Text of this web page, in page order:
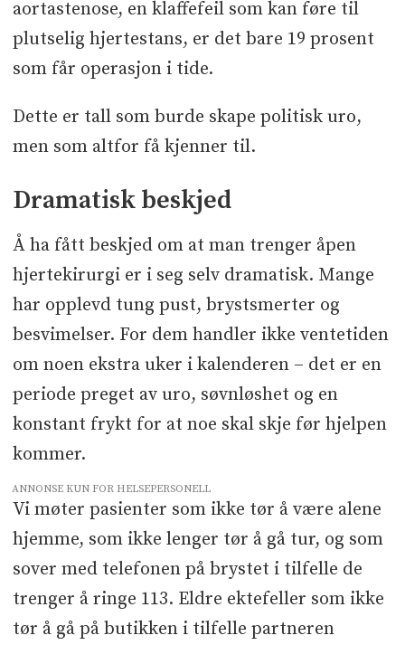
aortastenose, en klaffefeil som kan føre til
plutselig hjertestans, er det bare 19 prosent
som får operasjon i tide.
Dette er tall som burde skape politisk uro,
men som altfor få kjenner til.
Dramatisk beskjed
Å ha fått beskjed om at man trenger åpen
hjertekirurgi er i seg selv dramatisk. Mange
har opplevd tung pust, brystsmerter og
besvimelser. For dem handler ikke ventetiden
om noen ekstra uker i kalenderen – det er en
periode preget av uro, søvnløshet og en
konstant frykt for at noe skal skje før hjelpen
kommer.
ANNONSE KUN FOR HELSEPERSONELL
Vi møter pasienter som ikke tør å være alene
hjemme, som ikke lenger tør å gå tur, og som
sover med telefonen på brystet i tilfelle de
trenger å ringe 113. Eldre ektefeller som ikke
tør å gå på butikken i tilfelle partneren